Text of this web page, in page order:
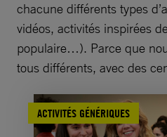
chacune différents types
vidéos, activités inspirées
populaire…). Parce que
tous différents, avec des
ACTIVITÉS GÉNÉRIQUES